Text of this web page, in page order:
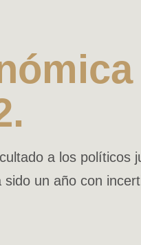
a los políticos
un año con